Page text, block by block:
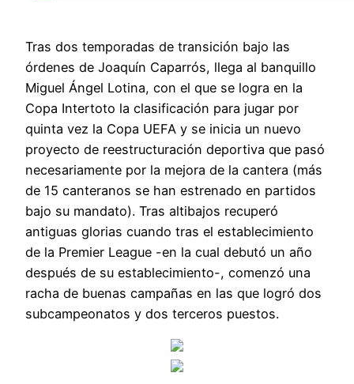
Tras dos temporadas de transición bajo las
órdenes de Joaquín Caparrós, llega al banquillo
Miguel Ángel Lotina, con el que se logra en la
Copa Intertoto la clasificación para jugar por
quinta vez la Copa UEFA y se inicia un nuevo
proyecto de reestructuración deportiva que pasó
necesariamente por la mejora de la cantera (más
de 15 canteranos se han estrenado en partidos
bajo su mandato). Tras altibajos recuperó
antiguas glorias cuando tras el establecimiento
de la Premier League -en la cual debutó un año
después de su establecimiento-, comenzó una
racha de buenas campañas en las que logró dos
subcampeonatos y dos terceros puestos.